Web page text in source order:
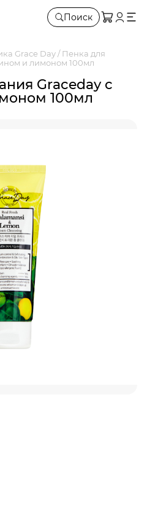
Поиск
Grace Day
Пенка для
и лимоном 100мл
Graceday с
100мл